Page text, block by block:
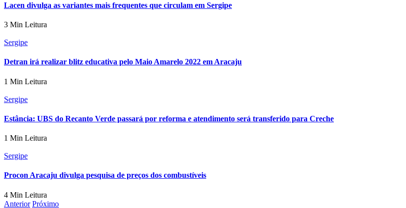
Lacen divulga as variantes mais frequentes que circulam em Sergipe
3 Min Leitura
Sergipe
Detran irá realizar blitz educativa pelo Maio Amarelo 2022 em Aracaju
1 Min Leitura
Sergipe
Estância: UBS do Recanto Verde passará por reforma e atendimento será transferido para Creche
1 Min Leitura
Sergipe
Procon Aracaju divulga pesquisa de preços dos combustíveis
4 Min Leitura
Anterior Próximo